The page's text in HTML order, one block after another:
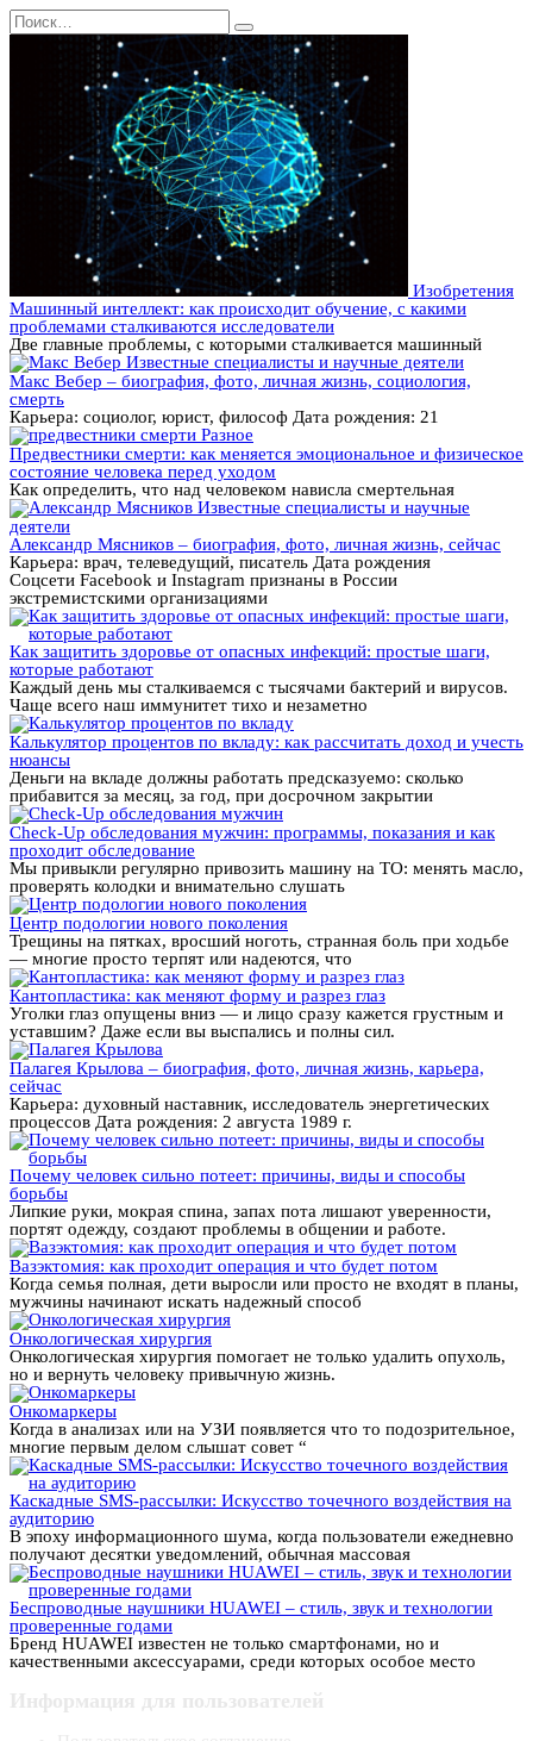
Search
for:
Изобретения
Машинный интеллект: как происходит обучение, с какими
проблемами сталкиваются исследователи
Две главные проблемы, с которыми сталкивается машинный
Известные специалисты и научные деятели
Макс Вебер – биография, фото, личная жизнь, социология,
смерть
Карьера: социолог, юрист, философ Дата рождения: 21
Разное
Предвестники смерти: как меняется эмоциональное и физическое
состояние человека перед уходом
Как определить, что над человеком нависла смертельная
Известные специалисты и научные
деятели
Александр Мясников – биография, фото, личная жизнь, сейчас
Карьера: врач, телеведущий, писатель Дата рождения
Соцсети Facebook и Instagram признаны в России
экстремистскими организациями
Как защитить здоровье от опасных инфекций: простые шаги,
которые работают
Каждый день мы сталкиваемся с тысячами бактерий и вирусов.
Чаще всего наш иммунитет тихо и незаметно
Калькулятор процентов по вкладу: как рассчитать доход и учесть
нюансы
Деньги на вкладе должны работать предсказуемо: сколько
прибавится за месяц, за год, при досрочном закрытии
Check-Up обследования мужчин: программы, показания и как
проходит обследование
Мы привыкли регулярно привозить машину на ТО: менять масло,
проверять колодки и внимательно слушать
Центр подологии нового поколения
Трещины на пятках, вросший ноготь, странная боль при ходьбе
— многие просто терпят или надеются, что
Кантопластика: как меняют форму и разрез глаз
Уголки глаз опущены вниз — и лицо сразу кажется грустным и
уставшим? Даже если вы выспались и полны сил.
Палагея Крылова – биография, фото, личная жизнь, карьера,
сейчас
Карьера: духовный наставник, исследователь энергетических
процессов Дата рождения: 2 августа 1989 г.
Почему человек сильно потеет: причины, виды и способы
борьбы
Липкие руки, мокрая спина, запах пота лишают уверенности,
портят одежду, создают проблемы в общении и работе.
Вазэктомия: как проходит операция и что будет потом
Когда семья полная, дети выросли или просто не входят в планы,
мужчины начинают искать надежный способ
Онкологическая хирургия
Онкологическая хирургия помогает не только удалить опухоль,
но и вернуть человеку привычную жизнь.
Онкомаркеры
Когда в анализах или на УЗИ появляется что то подозрительное,
многие первым делом слышат совет “
Каскадные SMS-рассылки: Искусство точечного воздействия на
аудиторию
В эпоху информационного шума, когда пользователи ежедневно
получают десятки уведомлений, обычная массовая
Беспроводные наушники HUAWEI – стиль, звук и технологии
проверенные годами
Бренд HUAWEI известен не только смартфонами, но и
качественными аксессуарами, среди которых особое место